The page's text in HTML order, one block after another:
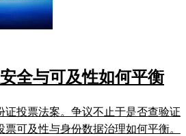
全与可及性如何平衡
证投票法案。争议不止于是否查验证
可及性与身份数据治理如何平衡。